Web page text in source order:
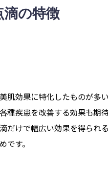
滴の特徴
肌効果に特化したものが多
種疾患を改善する効果も期
だけで幅広い効果を得られ
です。